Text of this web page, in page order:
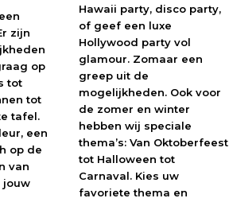
zijn
op
tot
tot
tafel.
een
op de
van
jouw
Hawaii party, disco party,
of geef een luxe
Hollywood party vol
glamour. Zomaar een
greep uit de
mogelijkheden. Ook voor
de zomer en winter
hebben wij speciale
thema’s: Van Oktoberfeest
tot Halloween tot
Carnaval. Kies uw
favoriete thema en